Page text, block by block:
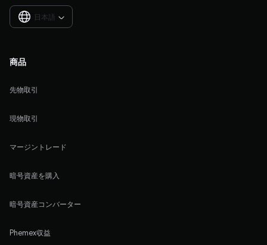
日本語 
商品
先物取引
現物取引
マージントレード
暗号資産を購入
暗号資産コンバーター
Phemex収益